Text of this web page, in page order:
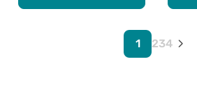
1 234